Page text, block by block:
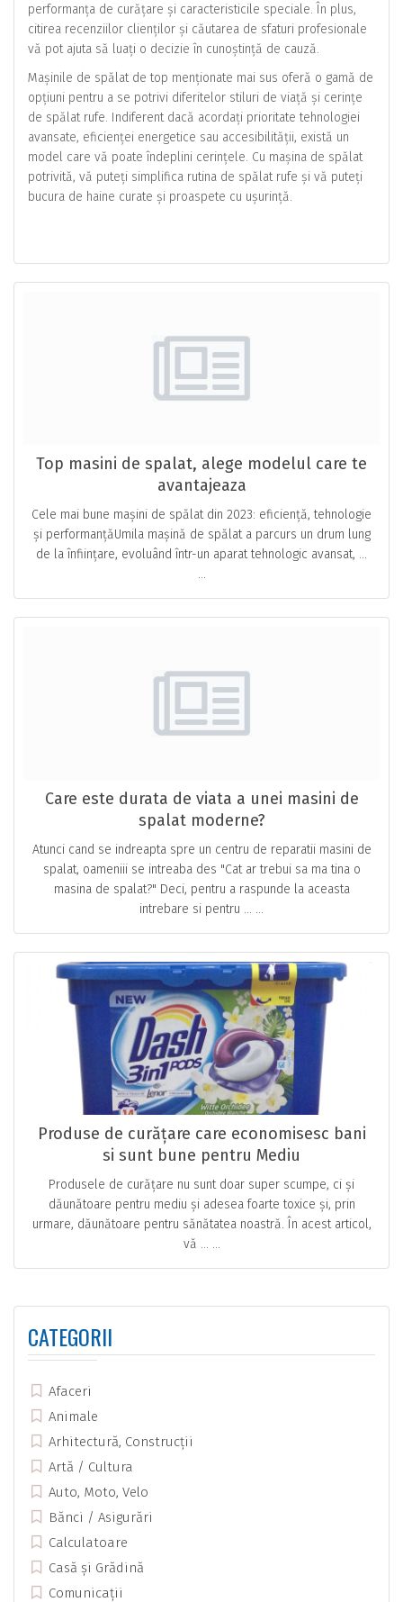
performanța de curățare și caracteristicile speciale. În plus,
citirea recenziilor clienților și căutarea de sfaturi profesionale
vă pot ajuta să luați o decizie în cunoștință de cauză.
Mașinile de spălat de top menționate mai sus oferă o gamă de
opțiuni pentru a se potrivi diferitelor stiluri de viață și cerințe
de spălat rufe. Indiferent dacă acordați prioritate tehnologiei
avansate, eficienței energetice sau accesibilității, există un
model care vă poate îndeplini cerințele. Cu mașina de spălat
potrivită, vă puteți simplifica rutina de spălat rufe și vă puteți
bucura de haine curate și proaspete cu ușurință.
Top masini de spalat, alege modelul care te
avantajeaza
Cele mai bune mașini de spălat din 2023: eficiență, tehnologie
și performanțăUmila mașină de spălat a parcurs un drum lung
de la înființare, evoluând într-un aparat tehnologic avansat, …
...
Care este durata de viata a unei masini de
spalat moderne?
Atunci cand se indreapta spre un centru de reparatii masini de
spalat, oameniii se intreaba des "Cat ar trebui sa ma tina o
masina de spalat?" Deci, pentru a raspunde la aceasta
intrebare si pentru … ...
Produse de curățare care economisesc bani
si sunt bune pentru Mediu
Produsele de curățare nu sunt doar super scumpe, ci și
dăunătoare pentru mediu și adesea foarte toxice și, prin
urmare, dăunătoare pentru sănătatea noastră. În acest articol,
vă … ...
CATEGORII
Afaceri
Animale
Arhitectură, Construcții
Artă / Cultura
Auto, Moto, Velo
Bănci / Asigurări
Calculatoare
Casă și Grădină
Comunicații